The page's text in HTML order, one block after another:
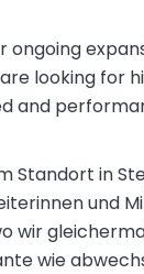
ongoing
looking for
and
Standort in
und
wir
wie